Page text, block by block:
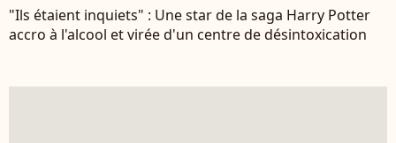
"Ils étaient inquiets" : Une star de la saga Harry Potter
accro à l'alcool et virée d'un centre de désintoxication